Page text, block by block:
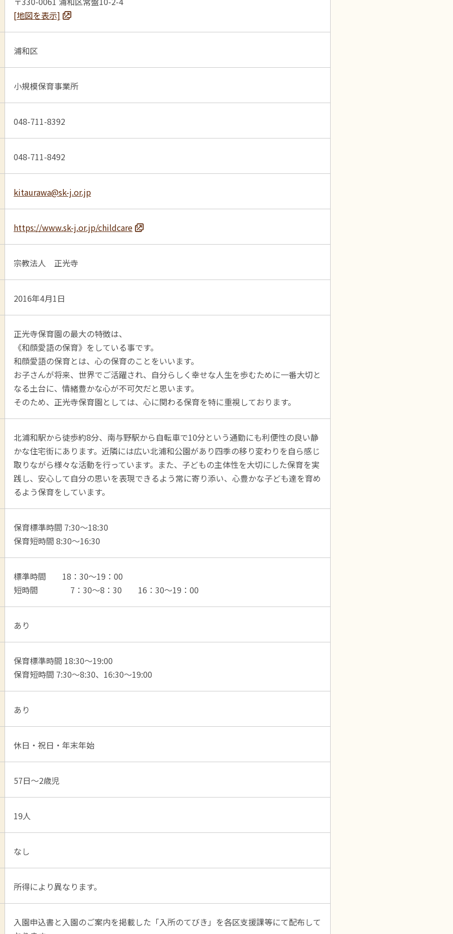
[地図を表示]
浦和区
小規模保育事業所
048-711-8392
048-711-8492
kitaurawa@sk-j.or.jp
https://www.sk-j.or.jp/childcare
宗教法人 正光寺
2016年4月1日
正光寺保育園の最大の特徴は、
《和顔愛語の保育》をしている事です。
和顔愛語の保育とは、心の保育のことをいいます。
お子さんが将来、世界でご活躍され、自分らしく幸せな人生を歩むために一番大切と
なる土台に、情緒豊かな心が不可欠だと思います。
そのため、正光寺保育園としては、心に関わる保育を特に重視しております。
北浦和駅から徒歩約8分、南与野駅から自転車で10分という通勤にも利便性の良い静
かな住宅街にあります。近隣には広い北浦和公園があり四季の移り変わりを自ら感じ
取りながら様々な活動を行っています。また、子どもの主体性を大切にした保育を実
践し、安心して自分の思いを表現できるよう常に寄り添い、心豊かな子ども達を育め
るよう保育をしています。
保育標準時間 7:30～18:30
保育短時間 8:30～16:30
標準時間 18：30～19：00
短時間 7：30～8：30 16：30～19：00
あり
保育標準時間 18:30～19:00
保育短時間 7:30～8:30、16:30～19:00
あり
休日・祝日・年末年始
57日～2歳児
19人
なし
所得により異なります。
入園申込書と入園のご案内を掲載した「入所のてびき」を各区支援課等にて配布して